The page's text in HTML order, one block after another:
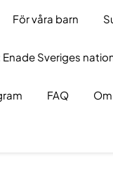
För våra barn
Sveriges
FAQ